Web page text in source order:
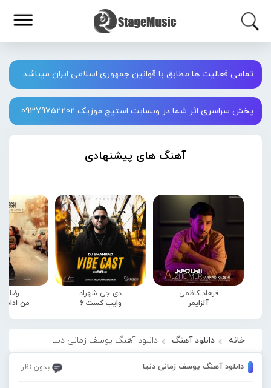
تمامی فعالیت ها مطابق با قوانین جمهوری اسلامی ایران میباشد
پخش سراسری اثر شما در وبسایت استیج موزیک 09379752202
آهنگ های پیشنهادی
فرهاد کاظمی
آلزایمر
دی جی شهراد
وایب کست 6
رضا
من
خانه دانلود آهنگ دانلود آهنگ یوسف زمانی دنیا
دانلود آهنگ یوسف زمانی دنیا بدون نظر